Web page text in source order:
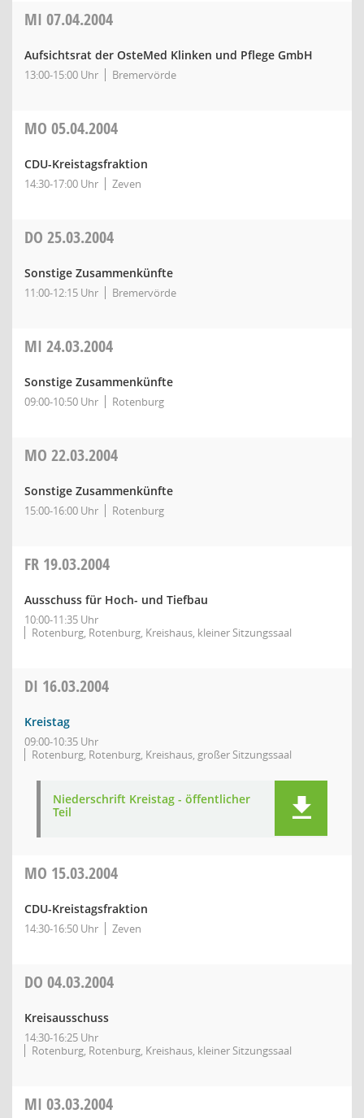
MI 07.04.2004
Aufsichtsrat der OsteMed Klinken und Pflege GmbH
13:00-15:00 Uhr Bremervörde
MO 05.04.2004
CDU-Kreistagsfraktion
14:30-17:00 Uhr Zeven
DO 25.03.2004
Sonstige Zusammenkünfte
11:00-12:15 Uhr Bremervörde
MI 24.03.2004
Sonstige Zusammenkünfte
09:00-10:50 Uhr Rotenburg
MO 22.03.2004
Sonstige Zusammenkünfte
15:00-16:00 Uhr Rotenburg
FR 19.03.2004
Ausschuss für Hoch- und Tiefbau
10:00-11:35 Uhr
Rotenburg, Rotenburg, Kreishaus, kleiner Sitzungssaal
DI 16.03.2004
Kreistag
09:00-10:35 Uhr
Rotenburg, Rotenburg, Kreishaus, großer Sitzungssaal
Niederschrift Kreistag - öffentlicher
Teil
MO 15.03.2004
CDU-Kreistagsfraktion
14:30-16:50 Uhr Zeven
DO 04.03.2004
Kreisausschuss
14:30-16:25 Uhr
Rotenburg, Rotenburg, Kreishaus, kleiner Sitzungssaal
MI 03.03.2004